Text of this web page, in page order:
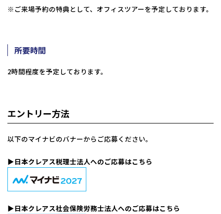
※ご来場予約の特典として、オフィスツアーを予定しております。
所要時間
2時間程度を予定しております。
エントリー方法
以下のマイナビのバナーからご応募ください。
▶︎日本クレアス税理士法人へのご応募はこちら
▶︎日本クレアス社会保険労務士法人へのご応募はこちら